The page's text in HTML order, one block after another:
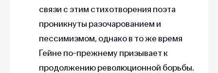
связи с этим стихотворения поэта
проникнуты разочарованием и
пессимизмом, однако в то же время
Гейне по-прежнему призывает к
продолжению революционной борьбы.